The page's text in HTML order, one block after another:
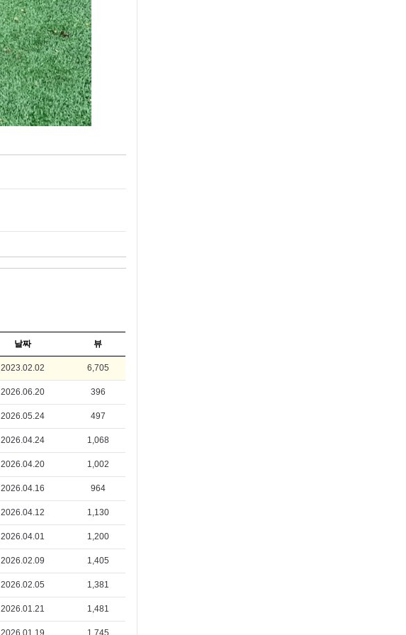
날짜 뷰
2023.02.02 6,705
2026.06.20 396
2026.05.24 497
2026.04.24 1,068
2026.04.20 1,002
2026.04.16 964
2026.04.12 1,130
2026.04.01 1,200
2026.02.09 1,405
2026.02.05 1,381
2026.01.21 1,481